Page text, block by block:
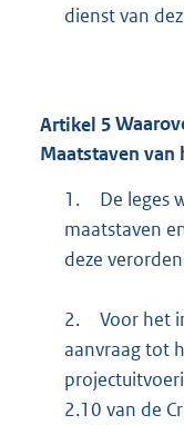
dienst van
Artikel 5
Maatstaven van
1.
De leges
maatstaven
deze
2.
Voor het
aanvraag tot
2.10 van de